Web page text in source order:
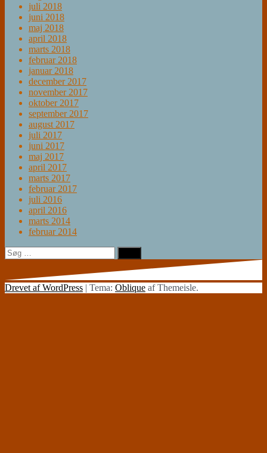
juli 2018
juni 2018
maj 2018
april 2018
marts 2018
februar 2018
januar 2018
december 2017
november 2017
oktober 2017
september 2017
august 2017
juli 2017
juni 2017
maj 2017
april 2017
marts 2017
februar 2017
juli 2016
april 2016
marts 2014
februar 2014
Søg
efter:
Drevet af WordPress | Tema: Oblique af Themeisle.